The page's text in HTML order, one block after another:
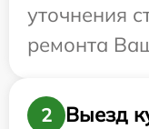
уточнения
ремонта
2
Выезд